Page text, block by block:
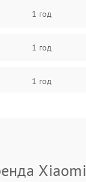
1 год
1 год
1 год
Xiaomi